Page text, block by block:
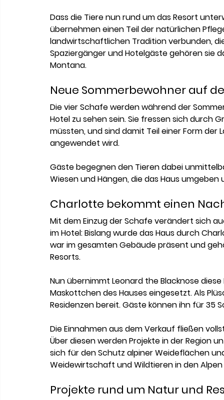
Dass die Tiere nun rund um das Resort
übernehmen einen Teil der natürlichen
landwirtschaftlichen Tradition verbunden,
Spaziergänger und Hotelgäste gehören sie
Montana.
Neue Sommerbewohner auf
Die vier Schafe werden während der
Hotel zu sehen sein. Sie fressen sich durch
müssten, und sind damit Teil einer Form
angewendet wird.
Gäste begegnen den Tieren dabei
Wiesen und Hängen, die das Haus
Charlotte bekommt einen
Mit dem Einzug der Schafe verändert sich
im Hotel: Bislang wurde das Haus durch
war im gesamten Gebäude präsent und
Resorts.
Nun übernimmt Leonard the Blacknose
Maskottchen des Hauses eingesetzt. Als
Residenzen bereit. Gäste können ihn für 35
Die Einnahmen aus dem Verkauf fließen
Über diesen werden Projekte in der Region
sich für den Schutz alpiner Weideflächen
Weidewirtschaft und Wildtieren in den
Projekte rund um Natur und